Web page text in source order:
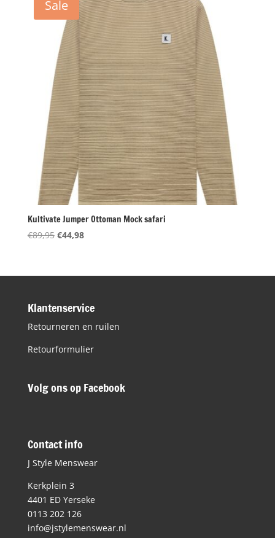
Sale
Kultivate Jumper Ottoman Mock safari
€89,95 Oorspronkelijke
€89,95.
€44,98Huidige
€44,98.
Klantenservice
Retourneren en ruilen
Retourformulier
Volg ons op Facebook
Contact info
J Style Menswear
Kerkplein 3
4401 ED Yerseke
0113 202 126
info@jstylemenswear.nl